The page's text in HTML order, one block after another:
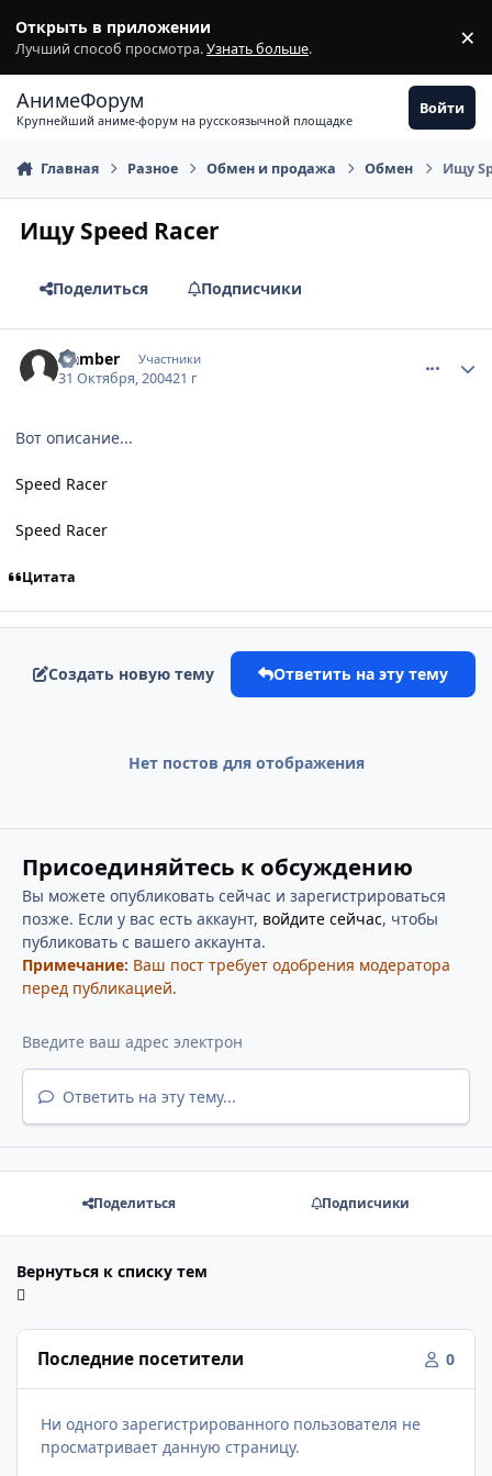
Открыть в приложении
Лучший способ просмотра.Узнать больше. ×
АнимеФорум
Крупнейший аниме-форум на русскоязычной площадке
Войти
Главная Разное Обмен и продажа Обмен Ищу
Ищу Speed Racer
Поделиться Подписчики
Hamber Участники
31 Октября, 200421 г
Вот описание...
Speed Racer
Speed Racer
Цитата
Создать новую тему Ответить на эту тему
Нет постов для отображения
Присоединяйтесь к обсуждению
Вы можете опубликовать сейчас и зарегистрироваться
позже. Если у вас есть аккаунт, войдите сейчас, чтобы
публиковать с вашего аккаунта.
Примечание: Ваш пост требует одобрения модератора
перед публикацией.
Ответить на эту тему...
Поделиться Подписчики
Вернуться к списку тем
Последние посетители 0
Ни одного зарегистрированного пользователя не
просматривает данную страницу.